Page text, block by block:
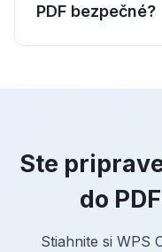
PDF bezpečné?
Ste
do
Stiahnite si WPS